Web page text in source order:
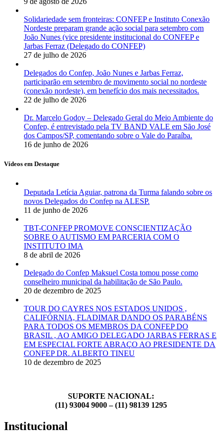
Solidariedade sem fronteiras: CONFEP e Instituto Conexão
Nordeste preparam grande ação social para setembro com
João Nunes (vice presidente institucional do CONFEP e
Jarbas Ferraz (Delegado do CONFEP)
27 de julho de 2026
Delegados do Confep, João Nunes e Jarbas Ferraz,
participarão em setembro de movimento social no nordeste
(conexão nordeste), em benefício dos mais necessitados.
22 de julho de 2026
Dr. Marcelo Godoy – Delegado Geral do Meio Ambiente do
Confep, é entrevistado pela TV BAND VALE em São José
dos Campos/SP, comentando sobre o Vale do Paraíba.
16 de junho de 2026
Vídeos em Destaque
Deputada Letícia Aguiar, patrona da Turma falando sobre os
novos Delegados do Confep na ALESP.
11 de junho de 2026
TBT-CONFEP PROMOVE CONSCIENTIZAÇÃO
SOBRE O AUTISMO EM PARCERIA COM O
INSTITUTO IMA
8 de abril de 2026
Delegado do Confep Maksuel Costa tomou posse como
conselheiro municipal da habilitação de São Paulo.
20 de dezembro de 2025
TOUR DO CAYRES NOS ESTADOS UNIDOS ,
CALIFÓRNIA, FLADIMAR DANDO OS PARABÉNS
PARA TODOS OS MEMBROS DA CONFEP DO
BRASIL , AO AMIGO DELEGADO JARBAS FERRAS E
EM ESPECIAL FORTE ABRAÇO AO PRESIDENTE DA
CONFEP DR. ALBERTO TINEU
10 de dezembro de 2025
SUPORTE NACIONAL:
(11) 93004 9000 – (11) 98139 1295
Institucional